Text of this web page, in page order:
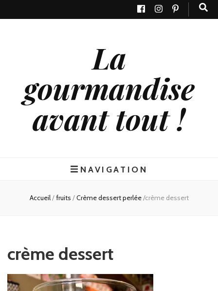
La
gourmandise
avant tout !
NAVIGATION
Accueil/fruits /Crème dessert perlée/crème dessert
crème dessert